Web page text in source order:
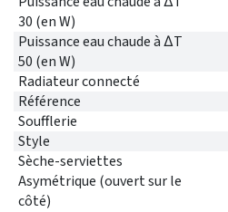
30 (en W)
Puissance eau chaude à ∆T
50 (en W)
Radiateur connecté
Référence
Soufflerie
Style
Sèche-serviettes
Asymétrique (ouvert sur le
côté)